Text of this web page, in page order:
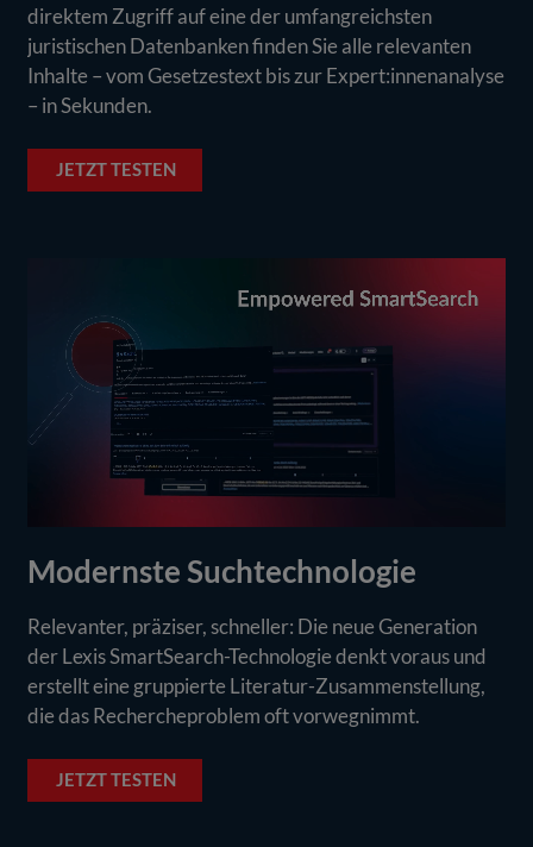
direktem Zugriff auf eine der umfangreichsten
juristischen Datenbanken finden Sie alle relevanten
Inhalte – vom Gesetzestext bis zur Expert:innenanalyse
– in Sekunden.
JETZT TESTEN
Modernste Suchtechnologie
Relevanter, präziser, schneller: Die neue Generation
der Lexis SmartSearch-Technologie denkt voraus und
erstellt eine gruppierte Literatur-Zusammenstellung,
die das Rechercheproblem oft vorwegnimmt.
JETZT TESTEN